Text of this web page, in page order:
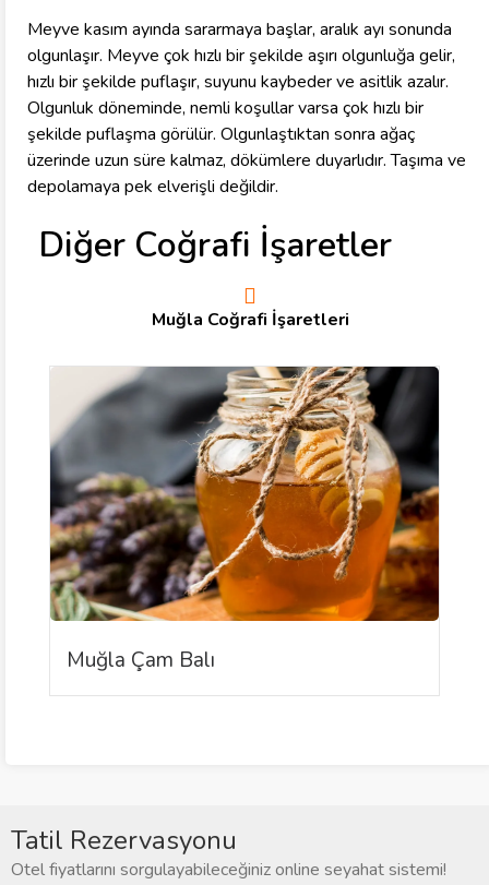
Meyve kasım ayında sararmaya başlar, aralık ayı sonunda
olgunlaşır. Meyve çok hızlı bir şekilde aşırı olgunluğa gelir,
hızlı bir şekilde puflaşır, suyunu kaybeder ve asitlik azalır.
Olgunluk döneminde, nemli koşullar varsa çok hızlı bir
şekilde puflaşma görülür. Olgunlaştıktan sonra ağaç
üzerinde uzun süre kalmaz, dökümlere duyarlıdır. Taşıma ve
depolamaya pek elverişli değildir.
Diğer Coğrafi İşaretler
Muğla Coğrafi İşaretleri
Muğla Çam Balı
Tatil Rezervasyonu
Otel fiyatlarını sorgulayabileceğiniz online seyahat sistemi!